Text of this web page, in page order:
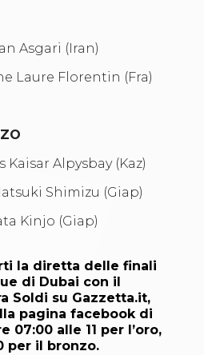
fiscali
Asgari (Iran)
Laure Florentin (Fra)
Kaisar Alpysbay (Kaz)
Shimizu (Giap)
Kinjo (Giap)
la diretta delle finali
di Dubai con il
Soldi su Gazzetta.it,
pagina facebook di
07:00 alle 11 per l’oro,
per il bronzo.